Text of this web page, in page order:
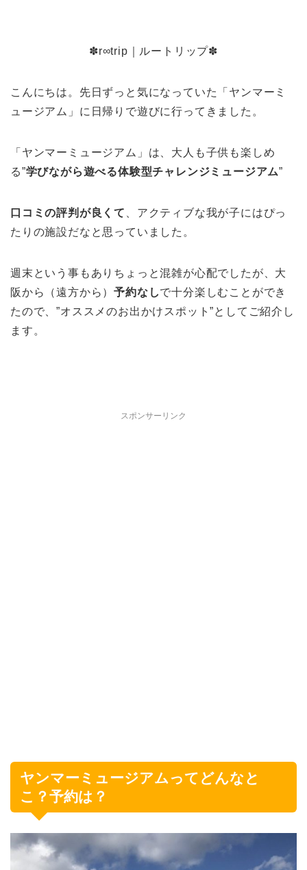
✽r∞trip｜ルートリップ✽
こんにちは。先日ずっと気になっていた「ヤンマーミ
ュージアム」に日帰りで遊びに行ってきました。
「ヤンマーミュージアム」は、大人も子供も楽しめ
る”学びながら遊べる体験型チャレンジミュージアム”
口コミの評判が良くて
、アクティブな我が子にはぴっ
たりの施設だなと思っていました。
週末という事もありちょっと混雑が心配でしたが、大
阪から（遠方から）予約なしで十分楽しむことができ
たので、”オススメのお出かけスポット”としてご紹介し
ます。
スポンサーリンク
ヤンマーミュージアムってどんなと
こ？予約は？